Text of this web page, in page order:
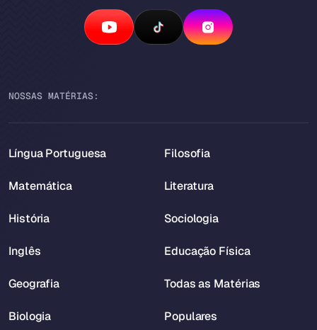
NOSSAS MATÉRIAS:
Língua Portuguesa
Matemática
História
Inglês
Geografia
Biologia
Filosofia
Literatura
Sociologia
Educação Física
Todas as Matérias
Populares